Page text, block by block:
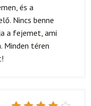
és a
Nincs benne
a fejemet, ami
Minden téren